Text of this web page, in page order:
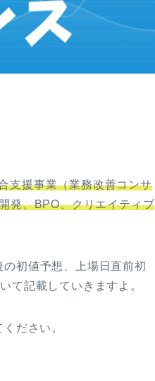
支援事業（業務改善コンサ
発、BPO、クリエイティブ
初値予想、上場日直前初
て記載していきますよ。
ださい。